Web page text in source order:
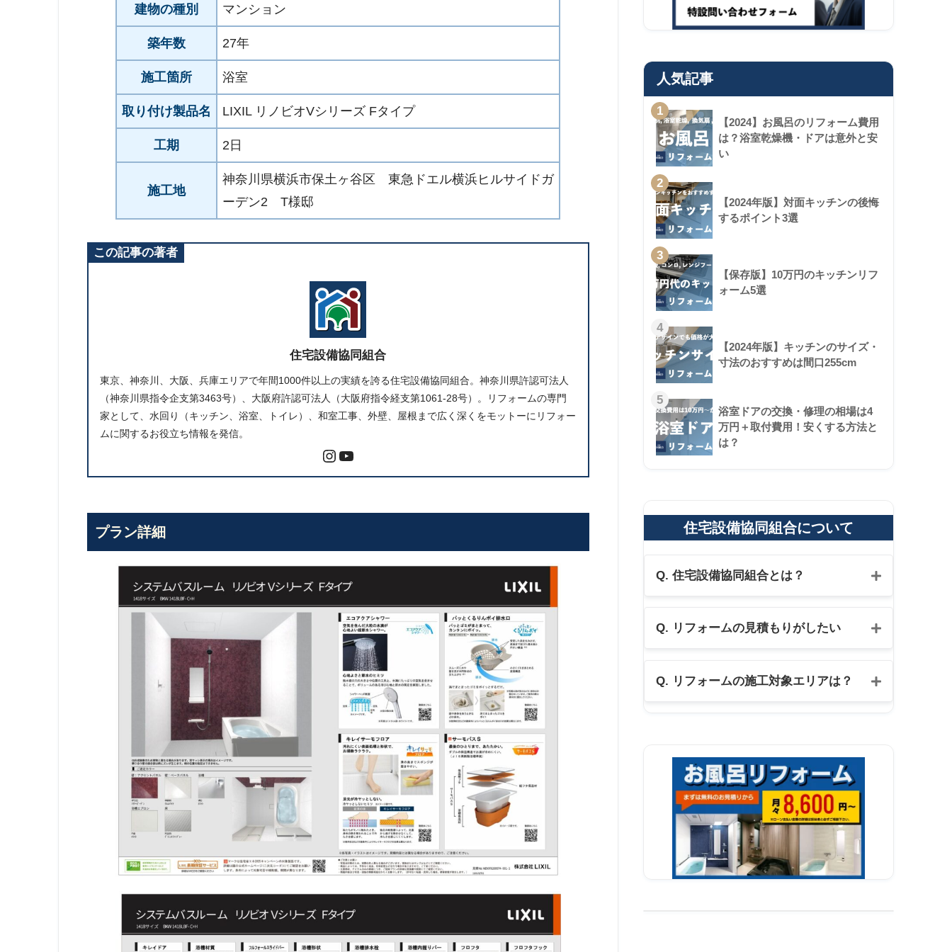
建物の種別 マンション
築年数 27年
施工箇所 浴室
取り付け製品名 LIXIL リノビオVシリーズ Fタイプ
工期 2日
施工地
神奈川県横浜市保土ヶ谷区 東急ドエル横浜ヒルサイドガ
ーデン2 T様邸
この記事の著者
住宅設備協同組合
東京、神奈川、大阪、兵庫エリアで年間1000件以上の実績を誇る住宅設備協同組合。神奈川県許認可法人
（神奈川県指令企支第3463号）、大阪府許認可法人（大阪府指令経支第1061-28号）。リフォームの専門
家として、水回り（キッチン、浴室、トイレ）、和室工事、外壁、屋根まで広く深くをモットーにリフォー
ムに関するお役立ち情報を発信。
プラン詳細
人気記事
1
【2024】お風呂のリフォーム費用
は？浴室乾燥機・ドアは意外と安
い
2
【2024年版】対面キッチンの後悔
するポイント3選
3
【保存版】10万円のキッチンリフ
ォーム5選
4
【2024年版】キッチンのサイズ・
寸法のおすすめは間口255cm
5
浴室ドアの交換・修理の相場は4
万円＋取付費用！安くする方法と
は？
住宅設備協同組合について
Q. 住宅設備協同組合とは？
Q. リフォームの見積もりがしたい
Q. リフォームの施工対象エリアは？